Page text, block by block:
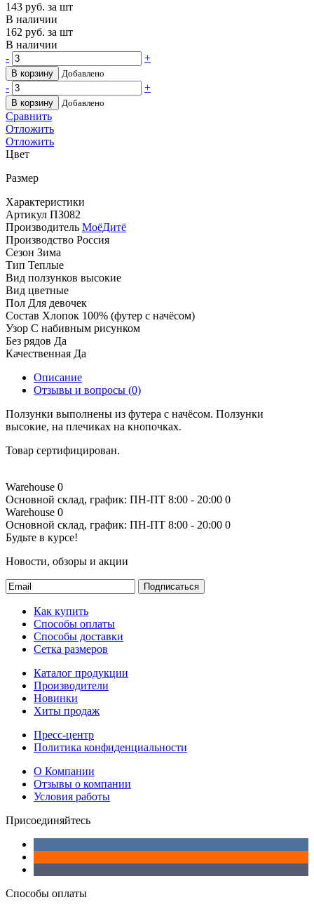
143 руб. за шт
В наличии
162 руб. за шт
В наличии
-
+
В корзину Добавлено
- +
В корзину Добавлено
Сравнить
Отложить
Отложить
Цвет
Размер
Характеристики
Артикул ПЗ082
Производитель МоёДитё
Производство Россия
Сезон Зима
Тип Теплые
Вид ползунков высокие
Вид цветные
Пол Для девочек
Состав Хлопок 100% (футер с начёсом)
Узор С набивным рисунком
Без рядов Да
Качественная Да
Описание
Отзывы и вопросы (0)
Ползунки выполнены из футера с начёсом. Ползунки
высокие, на плечиках на кнопочках.
Товар сертифицирован.
Warehouse 0
Основной склад, график: ПН-ПТ 8:00 - 20:00 0
Warehouse 0
Основной склад, график: ПН-ПТ 8:00 - 20:00 0
Будьте в курсе!
Новости, обзоры и акции
Подписаться
Как купить
Способы оплаты
Способы доставки
Сетка размеров
Каталог продукции
Производители
Новинки
Хиты продаж
Пресс-центр
Политика конфиденциальности
О Компании
Отзывы о компании
Условия работы
Присоединяйтесь
Способы оплаты